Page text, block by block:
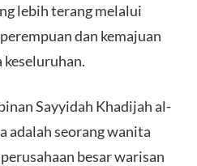
lebih terang melalui
dan kemajuan
keseluruhan.
Sayyidah Khadijah al-
adalah seorang wanita
besar warisan